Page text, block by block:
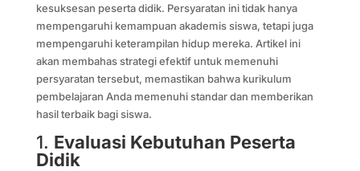
kesuksesan peserta didik. Persyaratan ini tidak hanya
mempengaruhi kemampuan akademis siswa, tetapi juga
mempengaruhi keterampilan hidup mereka. Artikel ini
akan membahas strategi efektif untuk memenuhi
persyaratan tersebut, memastikan bahwa kurikulum
pembelajaran Anda memenuhi standar dan memberikan
hasil terbaik bagi siswa.
1. Evaluasi Kebutuhan Peserta
Didik